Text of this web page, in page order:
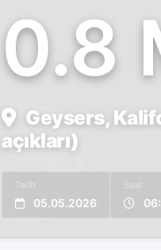
0.8
Geysers,
açıkları)
Tarih
05.05.2026
Saat